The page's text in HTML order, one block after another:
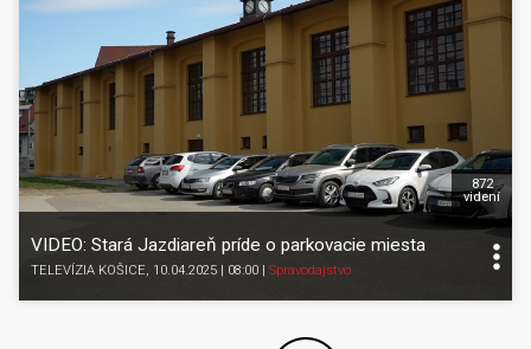
VIDEO: Stará Jazdiareň príde o parkovacie miesta
TELEVÍZIA KOŠICE, 10.04.2025 | 08:00 Spravodajstvo
872
videní